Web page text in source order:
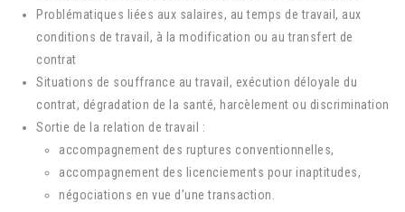
Problématiques liées aux salaires, au temps de travail, aux
conditions de travail, à la modification ou au transfert de
contrat
Situations de souffrance au travail, exécution déloyale du
contrat, dégradation de la santé, harcèlement ou discrimination
Sortie de la relation de travail :
accompagnement des ruptures conventionnelles,
accompagnement des licenciements pour inaptitudes,
négociations en vue d’une transaction.